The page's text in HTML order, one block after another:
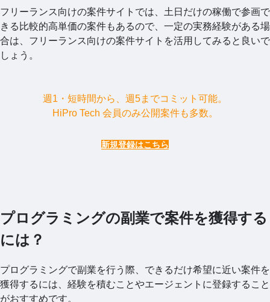
フリーランス向けの案件サイトでは、土日だけの稼働で参画で
きる比較的高単価の案件もあるので、一定の実務経験がある場
合は、フリーランス向けの案件サイトを活用してみると良いで
しょう。
週1・短時間から、週5までコミット可能。
HiPro Tech 会員のみ公開案件も多数。
新規登録はこちら
プログラミングの副業で案件を獲得する
には？
プログラミングで副業を行う際、できるだけ希望に近い案件を
獲得するには、経験を積むことやエージェントに登録すること
がおすすめです。